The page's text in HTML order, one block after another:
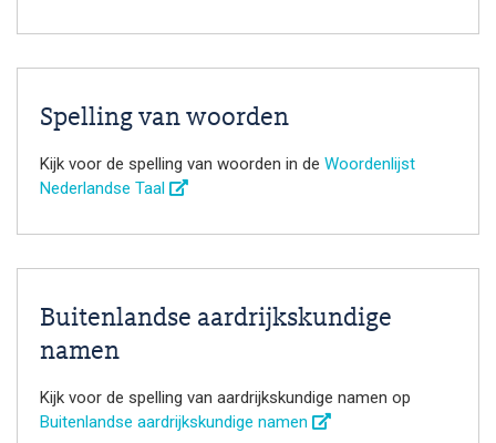
Spelling van woorden
Kijk voor de spelling van woorden in de Woordenlijst
Nederlandse Taal
Buitenlandse aardrijkskundige
namen
Kijk voor de spelling van aardrijkskundige namen op
Buitenlandse aardrijkskundige namen